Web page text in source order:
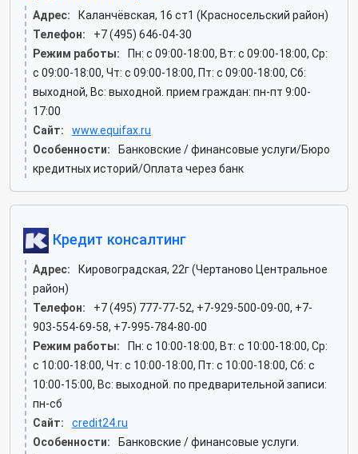
Адрес:
Каланчёвская, 16 ст1 (Красносельский район)
Телефон:
+7 (495) 646-04-30
Режим работы:
Пн: c 09:00-18:00, Вт: c 09:00-18:00, Ср:
c 09:00-18:00, Чт: c 09:00-18:00, Пт: c 09:00-18:00, Сб:
выходной, Вс: выходной. прием граждан: пн-пт 9:00-
17:00
Сайт:
www.equifax.ru
Особенности:
Банковские / финансовые услуги/Бюро
кредитных историй/Оплата через банк
Кредит консалтинг
Адрес:
Кировоградская, 22г (Чертаново Центральное
район)
Телефон:
+7 (495) 777-77-52, +7-929-500-09-00, +7-
903-554-69-58, +7-995-784-80-00
Режим работы:
Пн: c 10:00-18:00, Вт: c 10:00-18:00, Ср:
c 10:00-18:00, Чт: c 10:00-18:00, Пт: c 10:00-18:00, Сб: c
10:00-15:00, Вс: выходной. по предварительной записи:
пн-сб
Сайт:
credit24.ru
Особенности:
Банковские / финансовые услуги.